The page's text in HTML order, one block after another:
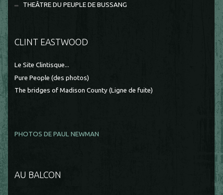
THEÂTRE DU PEUPLE DE BUSSANG
CLINT EASTWOOD
Le Site Clintisque...
Pure People (des photos)
The bridges of Madison County (Ligne de fuite)
PHOTOS DE PAUL NEWMAN
AU BALCON